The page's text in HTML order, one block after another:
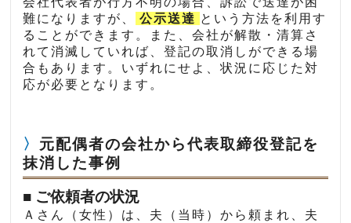
難になりますが、
公示送達 という方法を利用す
ることができます。また、会社が解散・清算さ
れて消滅していれば、登記の取消しができる場
合もあります。いずれにせよ、状況に応じた対
応が必要となります。
元配偶者の会社から代表取締役登記を
抹消した事例
■ ご依頼者の状況
Ａさん（女性）は、夫（当時）から頼まれ、夫